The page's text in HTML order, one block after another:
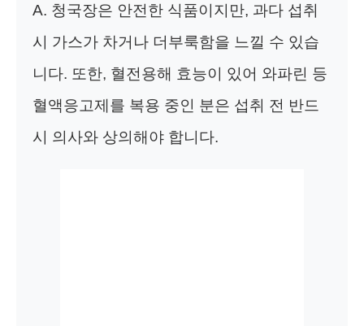
A. 청국장은 안전한 식품이지만, 과다 섭취
시 가스가 차거나 더부룩함을 느낄 수 있습
니다. 또한, 혈전용해 효능이 있어 와파린 등
혈액응고제를 복용 중인 분은 섭취 전 반드
시 의사와 상의해야 합니다.